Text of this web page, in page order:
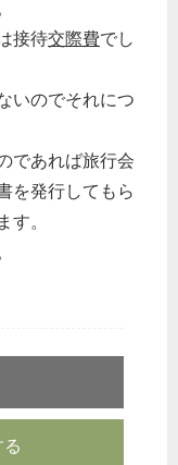
接待交際費でし
いのでそれにつ
であれば旅行会
を発行してもら
す。